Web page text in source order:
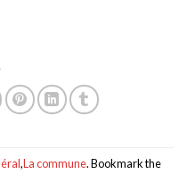
,La commune. Bookmark the